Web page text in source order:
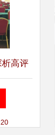
高评
之道